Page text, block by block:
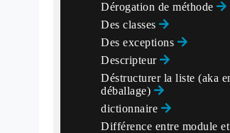
Dérogation de méthode
Des classes
Des exceptions
Descripteur
Déstructurer la liste (aka
déballage)
dictionnaire
Différence entre module